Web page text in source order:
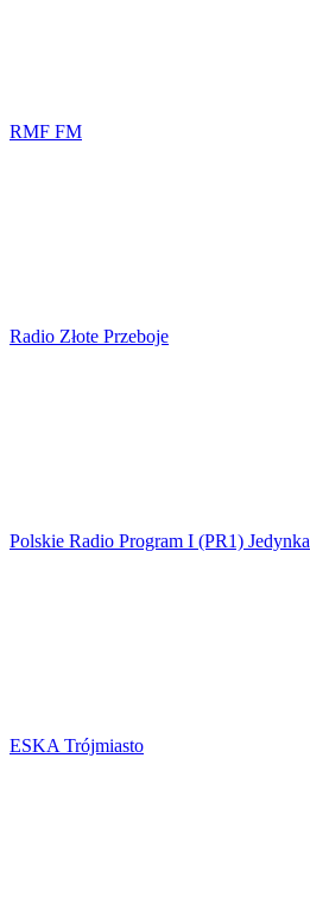
RMF FM
Radio Złote Przeboje
Polskie Radio Program I (PR1) Jedynka
ESKA Trójmiasto